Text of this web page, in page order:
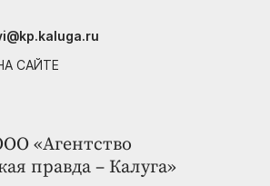
«Агентство
правда – Калуга»
САЙТЕ